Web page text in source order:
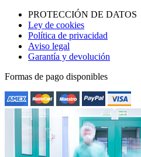
PROTECCIÓN DE DATOS
Ley de cookies
Política de privacidad
Aviso legal
Garantía y devolución
Formas de pago disponibles